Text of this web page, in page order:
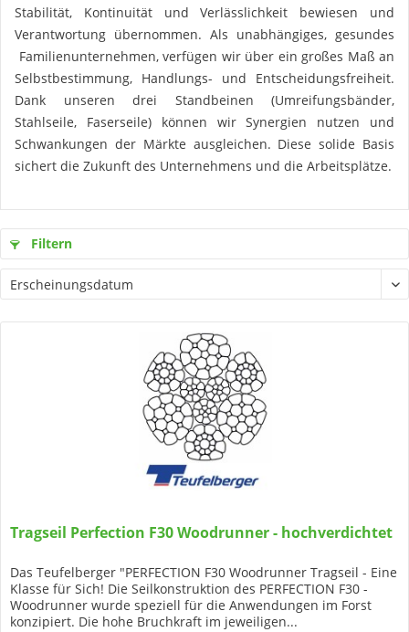
Stabilität, Kontinuität und Verlässlichkeit bewiesen und
Verantwortung übernommen. Als unabhängiges, gesundes
Familienunternehmen, verfügen wir über ein großes Maß an
Selbstbestimmung, Handlungs- und Entscheidungsfreiheit.
Dank unseren drei Standbeinen (Umreifungsbänder,
Stahlseile, Faserseile) können wir Synergien nutzen und
Schwankungen der Märkte ausgleichen. Diese solide Basis
sichert die Zukunft des Unternehmens und die Arbeitsplätze.
Filtern
Tragseil Perfection F30 Woodrunner - hochverdichtet
Das Teufelberger "PERFECTION F30 Woodrunner Tragseil - Eine
Klasse für Sich! Die Seilkonstruktion des PERFECTION F30 -
Woodrunner wurde speziell für die Anwendungen im Forst
konzipiert. Die hohe Bruchkraft im jeweiligen...